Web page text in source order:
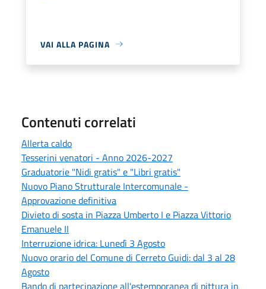
VAI ALLA PAGINA
Contenuti correlati
Allerta caldo
Tesserini venatori - Anno 2026-2027
Graduatorie "Nidi gratis" e "Libri gratis"
Nuovo Piano Strutturale Intercomunale -
Approvazione definitiva
Divieto di sosta in Piazza Umberto I e Piazza Vittorio
Emanuele II
Interruzione idrica: Lunedì 3 Agosto
Nuovo orario del Comune di Cerreto Guidi: dal 3 al 28
Agosto
Bando di partecipazione all'estemporanea di pittura in